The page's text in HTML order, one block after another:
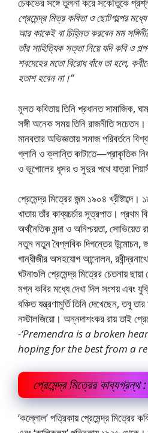
প্রেমেন্দ্র মিত্র কবিতা ও ছোটগল্পের
আর কাকেই বা চিহ্নিত করবেন মম
তাঁর সাহিত্যিক সত্তা নিয়ে যদি কবি ও
শবদেহের মতো বিরোধ বাঁধে তা হলে,
হতাশ হবেন না।”
মূলত কবিতায় তিনি প্রধানত সামাজিক,
সঙ্গী অনেক সময় তিনি রাজনীতি সচেতন।
মানবতার অভিজ্ঞতায় সমাজ পরিবর্তনে
গ্লানি ও ক্লান্তি কাটাতে—প্রাকৃতিক
ও ভূগোলের ধূসর ও সুদুর পথে যাত্রা
প্রেমেন্দ্র মিত্রের জন্ম ১৯০৪
খাতায় তাঁর কাব্যচর্চার সূত্রপাত। প্রথম
অর্থনৈতিক মন্দা ও অনিশ্চয়তা, সােভিয়েত
নতুন নতুন বৈপ্লবিক দিগন্তের উন্মােচন,
গান্ধীজীর অসহযােগ আন্দোলন,
ঘটনাগুলি প্রেমেন্দ্র মিত্রের চেতনায়
মগ্ন কবির মধ্যে দেখা দিল সংশয় এবং
বঞ্চিত যন্ত্রণামুর্তি তিনি দেখেছেন, তবু
নস্টালজিয়াে। অন্নদাশংকর রায় তাই
-‘Premendra is a broken
hoping for the best from a
প্রেমেন্দ্র মিত্রের কাব্যগ্রন্থ :
‘কল্লোল’ পত্রিকায় প্রেমেন্দ্র মিত্রের